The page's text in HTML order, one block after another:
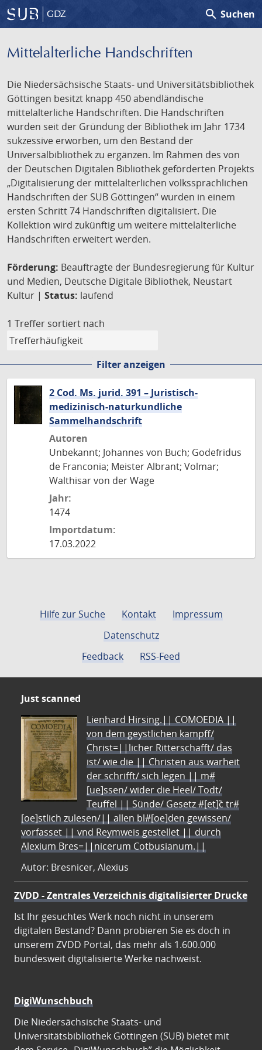
GDZ search Suchen
Mittelalterliche Handschriften
Die Niedersächsische Staats- und Universitätsbibliothek
Göttingen besitzt knapp 450 abendländische
mittelalterliche Handschriften. Die Handschriften
wurden seit der Gründung der Bibliothek im Jahr 1734
sukzessive erworben, um den Bestand der
Universalbibliothek zu ergänzen. Im Rahmen des von
der Deutschen Digitalen Bibliothek geförderten Projekts
„Digitalisierung der mittelalterlichen volkssprachlichen
Handschriften der SUB Göttingen“ wurden in einem
ersten Schritt 74 Handschriften digitalisiert. Die
Kollektion wird zukünftig um weitere mittelalterliche
Handschriften erweitert werden.
Förderung: Beauftragte der Bundesregierung für Kultur
und Medien, Deutsche Digitale Bibliothek, Neustart
Kultur | Status: laufend
1 Treffer sortiert nach
Filter anzeigen
2 Cod. Ms. jurid. 391 – Juristisch-
medizinisch-naturkundliche
Sammelhandschrift
Autoren
Unbekannt; Johannes von Buch; Godefridus
de Franconia; Meister Albrant; Volmar;
Walthisar von der Wage
Jahr:
1474
Importdatum:
17.03.2022
Hilfe zur Suche Kontakt
Impressum
Datenschutz
Feedback
RSS-Feed
Just scanned
Lienhard Hirsing.|| COMOEDIA ||
von dem geystlichen kampff/
Christ=||licher Ritterschafft/ das
ist/ wie die || Christen aus warheit
der schrifft/ sich legen || m#
[ue]ssen/ wider die Heel/ Todt/
Teuffel || Sünde/ Gesetz #[et]c̃ tr#
[oe]stlich zulesen/|| allen bl#[oe]den gewissen/
vorfasset || vnd Reymweis gestellet || durch
Alexium Bres=||nicerum Cotbusianum.||
Autor: Bresnicer, Alexius
ZVDD - Zentrales Verzeichnis digitalisierter Drucke
Ist Ihr gesuchtes Werk noch nicht in unserem
digitalen Bestand? Dann probieren Sie es doch in
unserem ZVDD Portal, das mehr als 1.600.000
bundesweit digitalisierte Werke nachweist.
DigiWunschbuch
Die Niedersächsische Staats- und
Universitätsbibliothek Göttingen (SUB) bietet mit